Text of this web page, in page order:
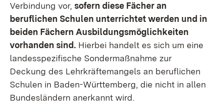
Verbindung vor, sofern diese Fächer an
beruflichen Schulen unterrichtet werden und in
beiden Fächern Ausbildungsmöglichkeiten
vorhanden sind. Hierbei handelt es sich um eine
landesspezifische Sondermaßnahme zur
Deckung des Lehrkräftemangels an beruflichen
Schulen in Baden-Württemberg, die nicht in allen
Bundesländern anerkannt wird.